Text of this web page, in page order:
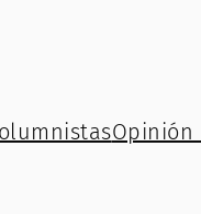
Opinión